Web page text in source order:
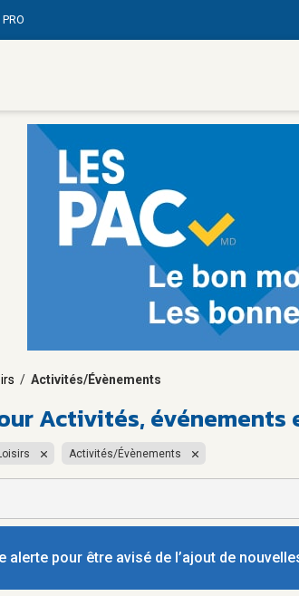
/ Activités/Évènements
Activités, événements
Activités/Évènements
alerte pour être avisé de l’ajout de